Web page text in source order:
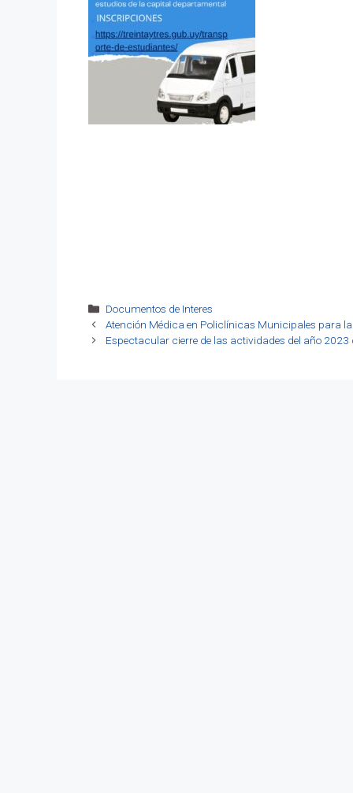
Categorías
Documentos de Interes
Atención Médica en Policlínicas Municipales para
Espectacular cierre de las actividades del año 2023